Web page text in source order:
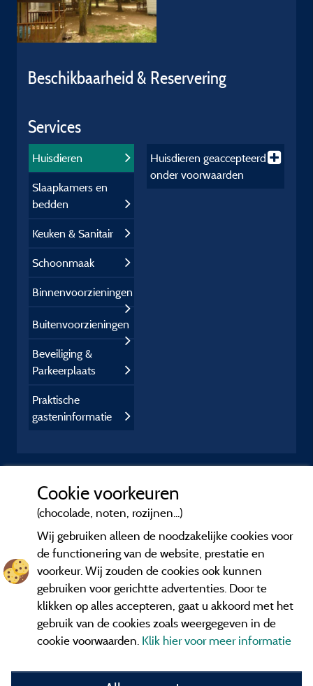
Beschikbaarheid & Reservering
Services
Huisdieren
Slaapkamers en
bedden
Keuken & Sanitair
Schoonmaak
Binnenvoorzieningen
Buitenvoorzieningen
Beveiliging &
Parkeerplaats
Praktische
gasteninformatie
Huisdierengeaccepteerd
onder voorwaarden
Cookie voorkeuren
(chocolade, noten, rozijnen...)
Wij gebruiken alleen de noodzakelijke cookies voor
de functionering van de website, prestatie en
voorkeur. Wij zouden de cookies ook kunnen
gebruiken voor gerichtte advertenties. Door te
klikken op alles accepteren, gaat u akkoord met het
gebruik van de cookies zoals weergegeven in de
cookie voorwaarden. Klik hier voor meer informatie